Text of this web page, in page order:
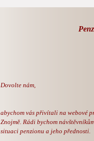
Dovolte nám,
abychom vás přivítali na webové
Znojmě. Rádi bychom
situaci penzionu a jeho přednosti.